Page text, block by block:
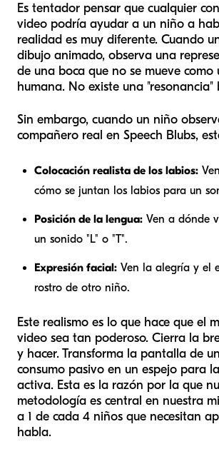
Es tentador pensar que cualquier
video podría ayudar a un niño a
realidad es muy diferente. Cuando
dibujo animado, observa una
de una boca que no se mueve como
humana. No existe una "resonancia"
Sin embargo, cuando un niño
compañero real en Speech Blubs,
Colocación realista de los labios:
cómo se juntan los labios para un
Posición de la lengua: Ven a dónde
un sonido "L" o "T".
Expresión facial: Ven la alegría y el
rostro de otro niño.
Este realismo es lo que hace que el
video sea tan poderoso. Cierra la
y hacer. Transforma la pantalla de
consumo pasivo en un espejo para
activa. Esta es la razón por la que
metodología es central en nuestra
a 1 de cada 4 niños que necesitan
habla.